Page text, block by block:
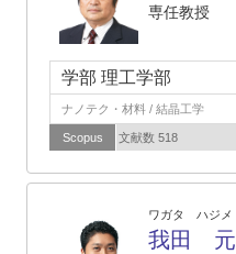
専任教授
学部 理工学部
ナノテク・材料 / 結晶工学
Scopus 文献数 518
ワガタ ハジメ
我田 元